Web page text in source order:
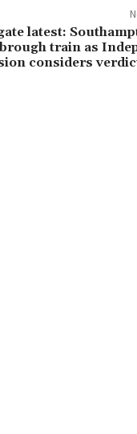
latest:
train as
considers